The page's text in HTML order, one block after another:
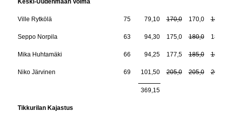
Ville Rytkölä 75 79,10 170,0 170,0 185,0
Seppo Norpila 63 94,30 175,0 180,0 182,5
Mika Huhtamäki 66 94,25 177,5 185,0 185,0
Niko Järvinen 69 101,50 205,0 205,0 205,0
369,15
Tikkurilan Kajastus